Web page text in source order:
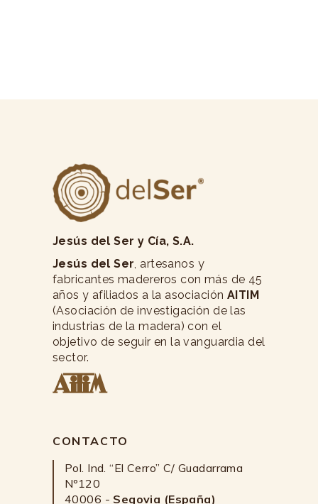
Jesús del Ser y Cía, S.A.
Jesús del Ser , artesanos y
fabricantes madereros con más de 45
años y afiliados a la asociación AITIM
(Asociación de investigación de las
industrias de la madera) con el
objetivo de seguir en la vanguardia del
sector.
CONTACTO
Pol. Ind. “El Cerro” C/ Guadarrama
Nº120
40006 - Segovia (España)